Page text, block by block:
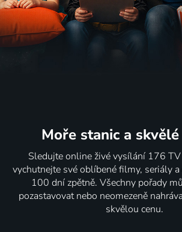
Moře stanic a
Sledujte online živé vysílání 176
vychutnejte své oblíbené filmy, seriály
100 dní zpětně. Všechny pořady
pozastavovat nebo neomezeně
skvělou cenu.